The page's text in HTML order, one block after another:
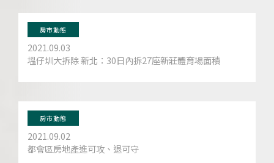
房市動態
2021.09.03
塭仔圳大拆除 新北：30日內拆27座新莊體育場面積
房市動態
2021.09.02
都會區房地產進可攻、退可守